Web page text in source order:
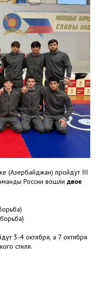
(Азербайджан) пройдут III
России вошли двое
3-4 октября, а 7 октября
стиля.